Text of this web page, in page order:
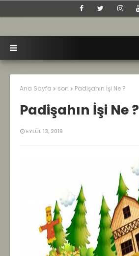
Ana Sayfa son Padişahın İşi Ne ?
Padişahın İşi Ne ?
EYLÜL 13, 2019